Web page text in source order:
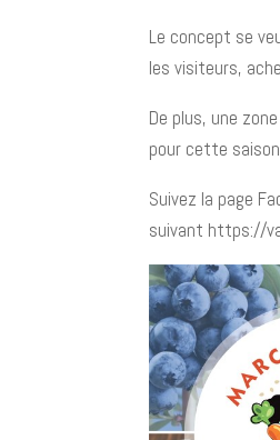
Le concept se
les visiteurs,
De plus, une
pour cette
Suivez la page
suivant https://